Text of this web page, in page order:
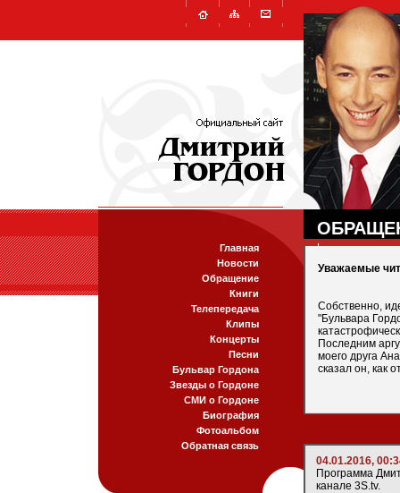
Главная
Новости
Обращение
Книги
Телепередача
Клипы
Концерты
Песни
Бульвар Гордона
Звезды о Гордоне
СМИ о Гордоне
Биография
Фотоальбом
Обратная связь
Уважаемые
Собственно,
"Бульвара
Последним
моего друга
сказал он, как
04.01.2016,
Программа
канале 3S.tv.